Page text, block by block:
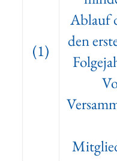
(1)
Ablauf
den